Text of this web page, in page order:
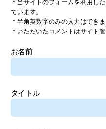
＊当サイトのフォームを利用し
ています。
＊半角英数字のみの入力はできま
＊いただいたコメントはサイト
お名前
タイトル